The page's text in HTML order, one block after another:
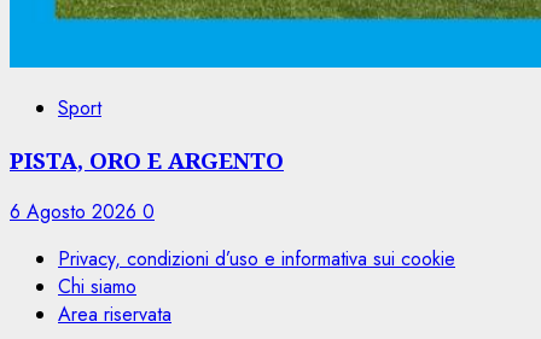
Sport
PISTA, ORO E ARGENTO
6 Agosto 2026 0
Privacy, condizioni d’uso e informativa sui cookie
Chi siamo
Area riservata